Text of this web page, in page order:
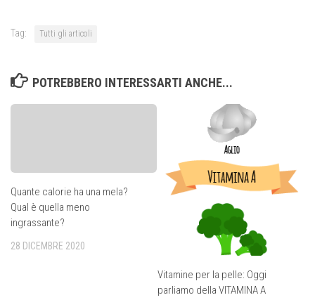
Tag: Tutti gli articoli
POTREBBERO INTERESSARTI ANCHE...
Quante calorie ha una mela?
Qual è quella meno
ingrassante?
28 DICEMBRE 2020
Vitamine per la pelle: Oggi
parliamo della VITAMINA A